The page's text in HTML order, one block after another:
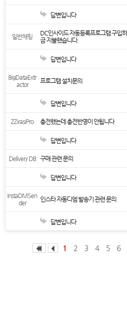
답변입니다
일반채팅
DC인사이드 자동등록프로그램 구입
금 지불했습니다.
답변입니다
BigDataExtr
actor
프로그램 설치문의
답변입니다
ZZirasiPro 충전했는데 충전반영이 안됩니다
답변입니다
Delivery DB 구매 관련 문의
답변입니다
InstaDMSen
der
인스타 자동디엠 발송기 관련 문의
답변입니다
1 2 3 4 5 6